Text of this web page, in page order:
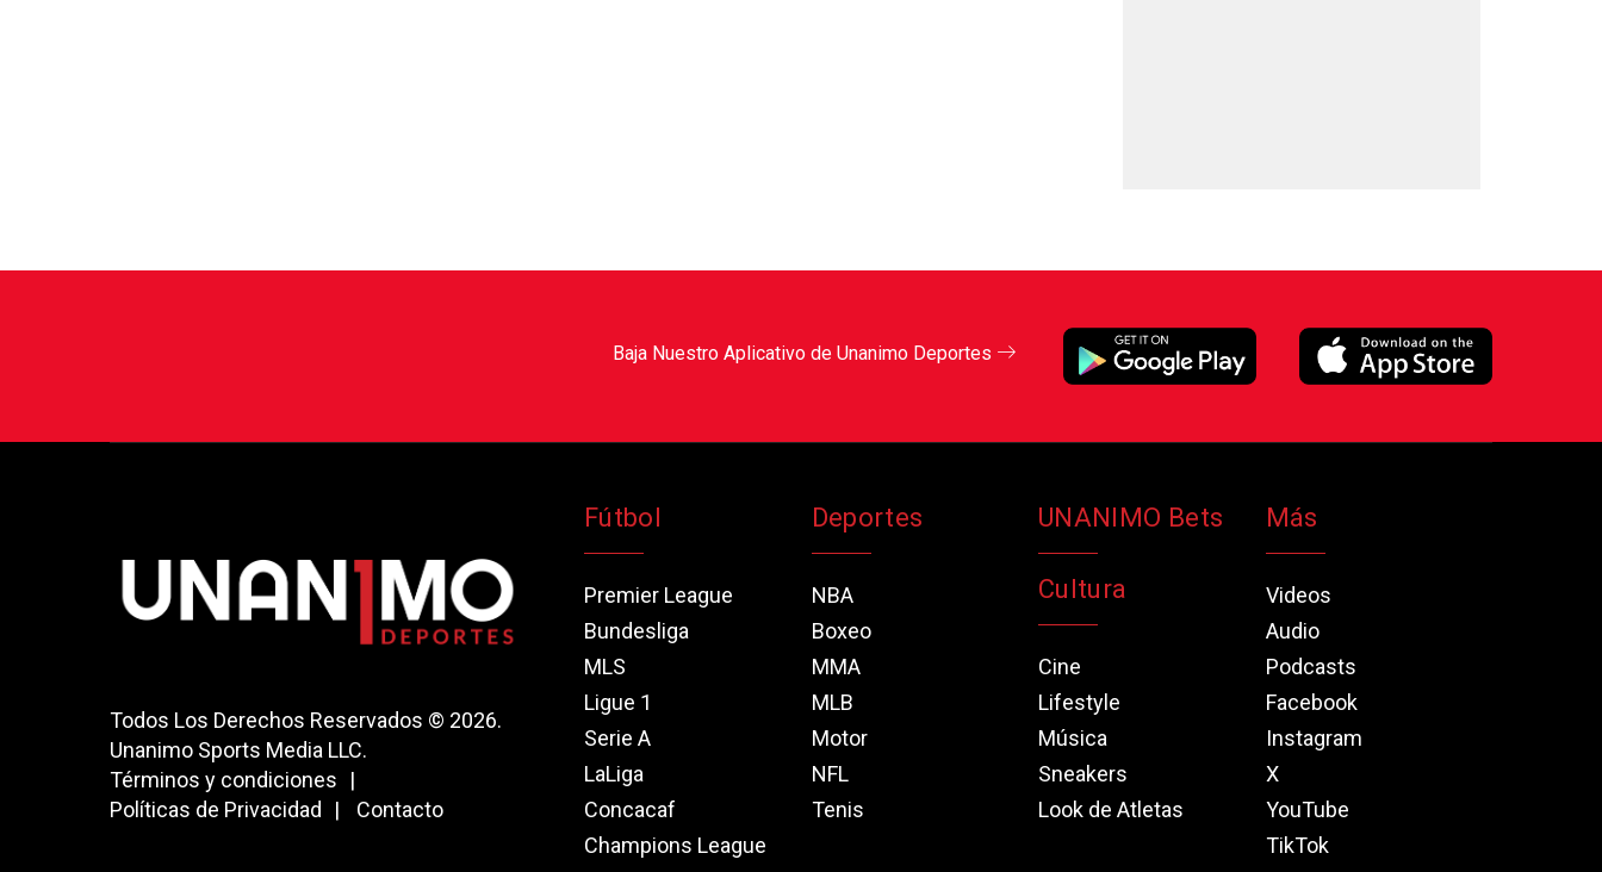
Baja Nuestro Aplicativo de Unanimo Deportes
Todos Los Derechos Reservados © 2026.
Unanimo Sports Media LLC.
Términos y condiciones
Políticas de Privacidad
Contacto
Fútbol
Premier League
Bundesliga
MLS
Ligue 1
Serie A
LaLiga
Concacaf
Champions League
Deportes
NBA
Boxeo
MMA
MLB
Motor
NFL
Tenis
UNANIMO Bets
Cultura
Cine
Lifestyle
Música
Sneakers
Look de Atletas
Más
Videos
Audio
Podcasts
Facebook
Instagram
X
YouTube
TikTok